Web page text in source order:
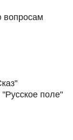
вопросам
поле"